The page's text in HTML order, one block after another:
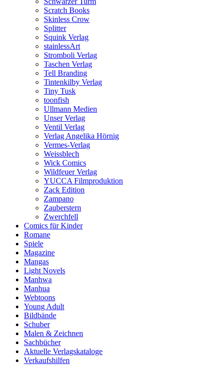
Scratch Books
Skinless Crow
Splitter
Squink Verlag
stainlessArt
Stromboli Verlag
Taschen Verlag
Tell Branding
Tintenkilby Verlag
Tiny Tusk
toonfish
Ullmann Medien
Unser Verlag
Ventil Verlag
Verlag Angelika Hörnig
Vermes-Verlag
Weissblech
Wick Comics
Wildfeuer Verlag
YUCCA Filmproduktion
Zack Edition
Zampano
Zauberstern
Zwerchfell
Comics für Kinder
Romane
Spiele
Magazine
Mangas
Light Novels
Manhwa
Manhua
Webtoons
Young Adult
Bildbände
Schuber
Malen & Zeichnen
Sachbücher
Aktuelle Verlagskataloge
Verkaufshilfen